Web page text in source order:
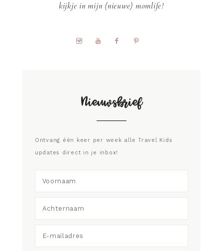
kijkje in mijn (nieuwe) momlife!
Nieuwsbrief
Ontvang één keer per week alle Travel Kids
updates direct in je inbox!